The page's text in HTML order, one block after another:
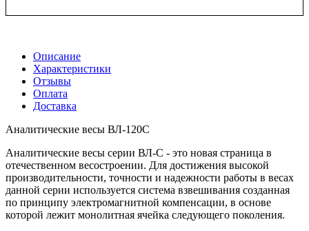
Описание
Характеристики
Отзывы
Оплата
Доставка
Аналитические весы ВЛ-120С
Аналитические весы серии ВЛ-С - это новая страница в
отечественном весостроении. Для достижения высокой
производительности, точности и надежности работы в весах
данной серии используется система взвешивания созданная
по принципу электромагнитной компенсации, в основе
которой лежит монолитная ячейка следующего поколения.